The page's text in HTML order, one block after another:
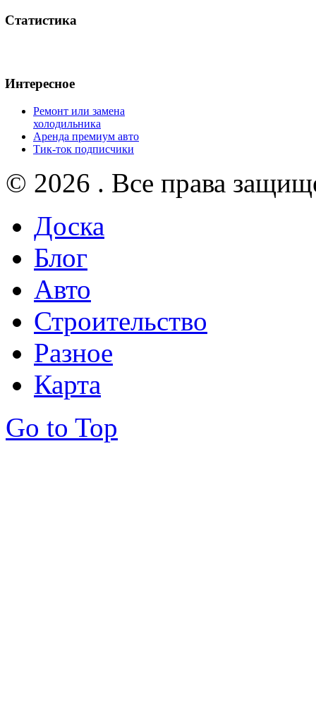
Статистика
Интересное
Ремонт или замена
холодильника
Аренда премиум авто
Тик-ток подписчики
© 2026 . Все права
Доска
Блог
Авто
Строительство
Разное
Карта
Go to Top